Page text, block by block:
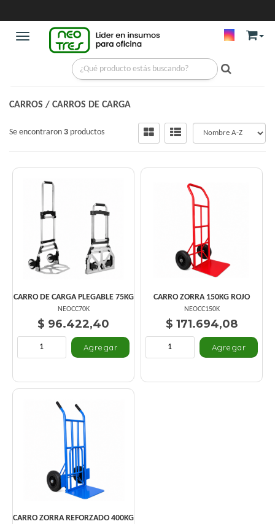
Toggle navigation
CARROS / CARROS DE CARGA
Se encontraron 3 productos
CARRO DE CARGA PLEGABLE 75KG
NEOCC70K
$ 96.422,40
CARRO ZORRA 150KG ROJO
NEOCC150K
$ 171.694,08
CARRO ZORRA REFORZADO 400KG